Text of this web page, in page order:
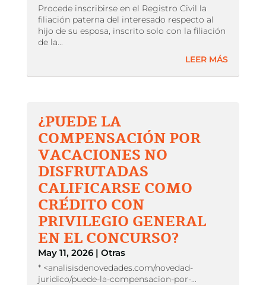
Procede inscribirse en el Registro Civil la
filiación paterna del interesado respecto al
hijo de su esposa, inscrito solo con la filiación
de la...
LEER MÁS
¿PUEDE LA
COMPENSACIÓN POR
VACACIONES NO
DISFRUTADAS
CALIFICARSE COMO
CRÉDITO CON
PRIVILEGIO GENERAL
EN EL CONCURSO?
May 11, 2026| Otras
* <analisisdenovedades.com/novedad-
juridico/puede-la-compensacion-por-...